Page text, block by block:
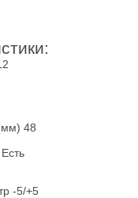
48
-5/+5